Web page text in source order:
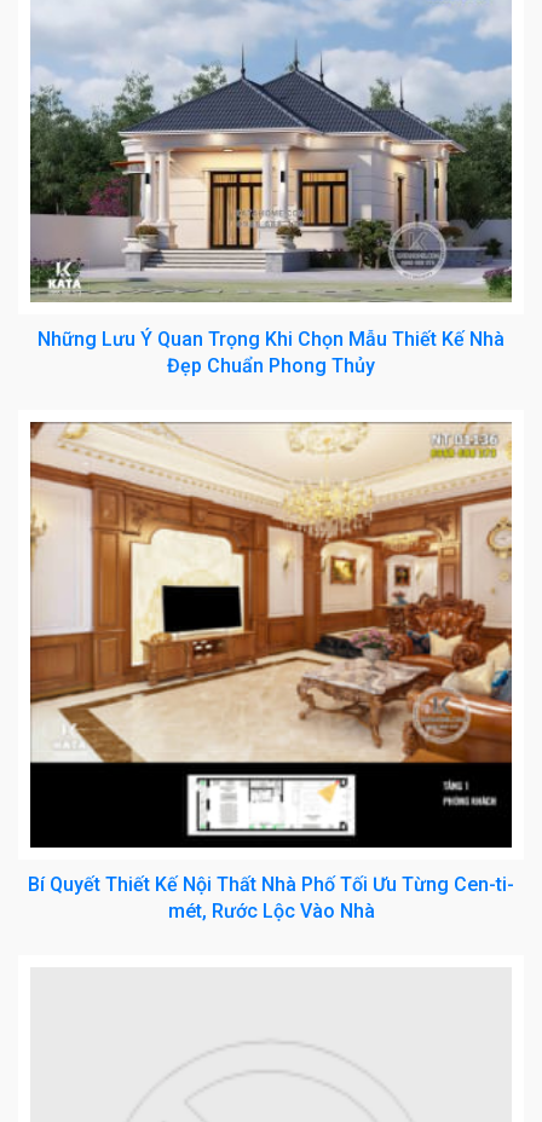
Những Lưu Ý Quan Trọng Khi Chọn Mẫu Thiết Kế Nhà
Đẹp Chuẩn Phong Thủy
Bí Quyết Thiết Kế Nội Thất Nhà Phố Tối Ưu Từng Cen-ti-
mét, Rước Lộc Vào Nhà